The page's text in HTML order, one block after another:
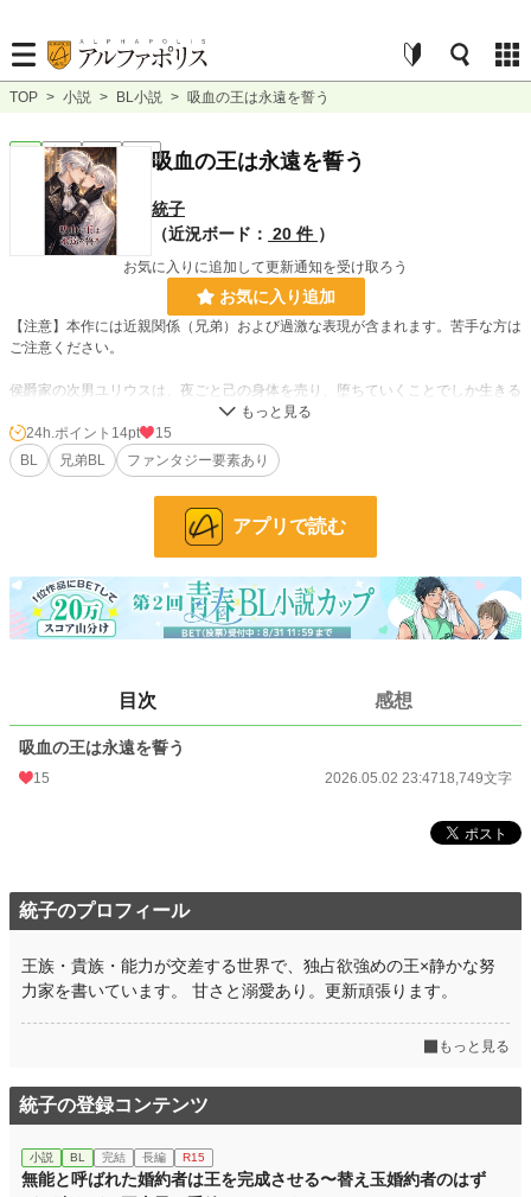
TOP > 小説 > BL小説 > 吸血の王は永遠を誓う
完結 短編 R18吸血の王は永遠を誓う
統子
（近況ボード： 20 件 ）
お気に入りに追加して更新通知を受け取ろう
お気に入り追加
【注意】本作には近親関係（兄弟）および過激な表現が含まれます。苦手な方は
ご注意ください。
侯爵家の次男ユリウスは、夜ごと己の身体を売り、堕ちていくことでしか生きる
すべてを失ったその先で突きつけられたのは、吸血鬼の末裔という血の宿命。
そして、兄ケインとの“血の契約”。
それは、穢れた者が純潔を取り戻した時にのみ成立する――王となるための儀式
与えられた運命か、それとも選び取った道か。
過去も、血も、すべてを飲み込んだ先で、ユリウスはただ一つを選ぶ。
吸血の王と、その伴となる存在。
支配と執着、そして選ばれた愛が織りなす、永遠の誓いの物語。
24h.ポイント 14 pt
文字数 18,749
初回完結日時 2026.05.02 23:47
月間ポイント 686 pt (29,725 位)
24h.ポイント 14pt
15
BL
兄弟BL ファンタジー要素あり
アプリで読む
目次 感想
吸血の王は永遠を誓う
15 2026.05.02 23:4718,749文字
統子のプロフィール
王族・貴族・能力が交差する世界で、独占欲強めの王×静かな努
力家を書いています。 甘さと溺愛あり。更新頑張ります。
もっと見る
統子の登録コンテンツ
小説 BL 完結 長編 R15
無能と呼ばれた婚約者は王を完成させる〜替え玉婚約者のはず